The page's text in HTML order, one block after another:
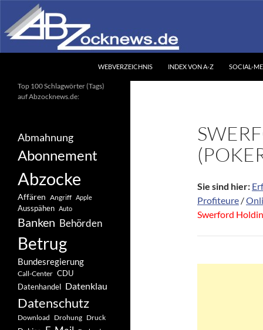
Inhalt
springen
WEBVERZEICHNIS INDEX VON A-Z SOCIAL-
Sie sind hier:
Profiteure /
Swerford
Ihr unabhängiges
Informationsportal
Top 100 Schlagwörter (Tags)
auf Abzocknews.de:
Abmahnung
Abonnement
Abzocke
Affären Angriff Apple
Ausspähen Auto
Banken Behörden
Betrug
Bundesregierung
Call-Center CDU
Datenhandel Datenklau
Datenschutz
Download Drohung Druck